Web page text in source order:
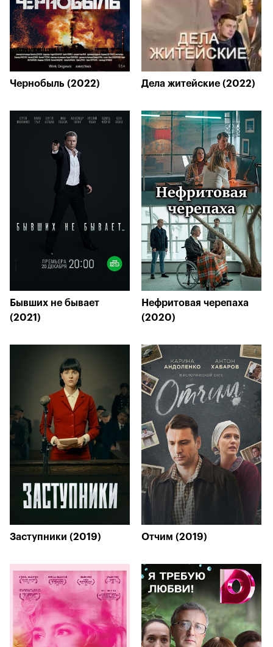
Чернобыль (2022) Дела житейские (2022)
Бывших не бывает
(2021)
Нефритовая черепаха
(2020)
Заступники (2019) Отчим (2019)